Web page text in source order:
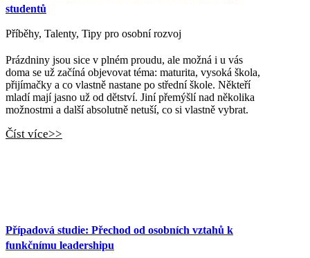
studentů
Příběhy, Talenty, Tipy pro osobní rozvoj
Prázdniny jsou sice v plném proudu, ale možná i u vás
doma se už začíná objevovat téma: maturita, vysoká škola,
přijímačky a co vlastně nastane po střední škole. Někteří
mladí mají jasno už od dětství. Jiní přemýšlí nad několika
možnostmi a další absolutně netuší, co si vlastně vybrat.
Číst více>>
Případová studie: Přechod od osobních vztahů k
funkčnímu leadershipu